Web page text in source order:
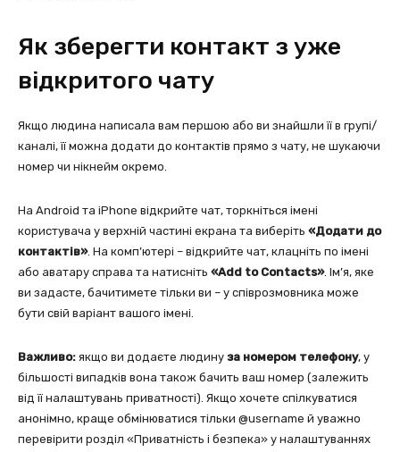
Як зберегти контакт з уже
відкритого чату
Якщо людина написала вам першою або ви знайшли її в групі/
каналі, її можна додати до контактів прямо з чату, не шукаючи
номер чи нікнейм окремо.
На Android та iPhone відкрийте чат, торкніться імені
користувача у верхній частині екрана та виберіть «Додати до
контактів». На комп’ютері – відкрийте чат, клацніть по імені
або аватару справа та натисніть «Add to Contacts». Ім’я, яке
ви задасте, бачитимете тільки ви – у співрозмовника може
бути свій варіант вашого імені.
Важливо: якщо ви додаєте людину за номером телефону, у
більшості випадків вона також бачить ваш номер (залежить
від її налаштувань приватності). Якщо хочете спілкуватися
анонімно, краще обмінюватися тільки @username й уважно
перевірити розділ «Приватність і безпека» у налаштуваннях